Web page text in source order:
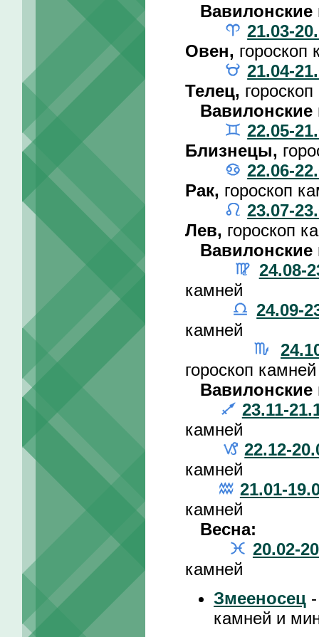
21.03-
Овен, гороскоп
21.04-
Телец,
22.05-
Близнецы,
22.06-
Рак, гороскоп
23.07-
Лев, гороскоп
24.08-
камней
24.09-
камней
гороскоп камней
23.11-
камней
22.12-
камней
21.01-
камней
Весна:
20.02-
камней
Змееносец
камней и